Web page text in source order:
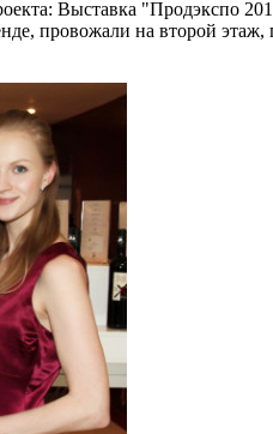
Выставка "Продэкспо
провожали на второй